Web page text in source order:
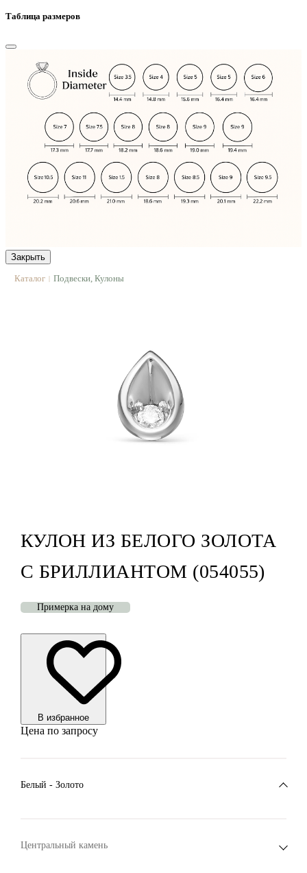
Таблица размеров
Закрыть
Каталог | Подвески, Кулоны
КУЛОН ИЗ БЕЛОГО ЗОЛОТА
С БРИЛЛИАНТОМ (054055)
Примерка на дому
В избранноe
Цена по запросу
Белый - Золото
Центральный камень